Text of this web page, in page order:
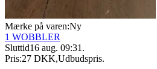
Mærke på varen:Ny
1 WOBBLER
Sluttid16 aug. 09:31 .
Pris:27 DKK,Udbudspris.